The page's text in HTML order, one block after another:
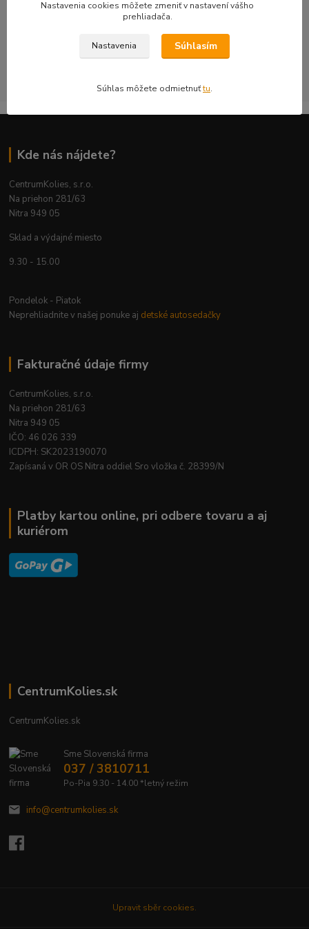
objednávku kontrolujeme s dôrazom na technickú správnosť,
CentrumKolies s.r.o. je majiteľom ochrannej známky číslo
Kde nás nájdete?
CentrumKolies, s.r.o.
Na priehon 281/63
Nitra 949 05
Sklad a výdajné miesto
9.30 - 15.00
Pondelok - Piatok
Neprehliadnite v našej ponuke aj detské autosedačky
Fakturačné údaje firmy
CentrumKolies, s.r.o.
Na priehon 281/63
Nitra 949 05
IČO: 46 026 339
ICDPH: SK2023190070
Zapísaná v OR OS Nitra oddiel Sro vložka č. 28399/N
Platby kartou online, pri odbere tovaru a aj
kuriérom
CentrumKolies.sk
CentrumKolies.sk
Sme Slovenská firma
037 / 3810711
Po-Pia 9.30 - 14.00 *letný režim
info@centrumkolies.sk
Upravit sběr cookies.
Nastavenia cookies môžete zmeniť v nastavení vášho
prehliadača.
Nastavenia Súhlasím
Súhlas môžete odmietnuťtu.